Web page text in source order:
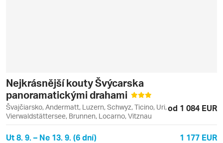
Nejkrásnější kouty Švýcarska
panoramatickými drahami
Švajčiarsko, Andermatt, Luzern, Schwyz, Ticino, Uri,
Vierwaldstättersee, Brunnen, Locarno, Vitznau
od 1 084 EUR
Ut 8. 9. – Ne 13. 9. (6 dní) 1 177 EUR